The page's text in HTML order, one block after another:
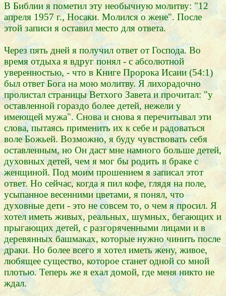
В Библии я пометил эту необычную молитву: "12
апреля 1957 г., Носаки. Молился о жене". После
этой записи я оставил место для ответа.
Через пять дней я получил ответ от Господа. Во
время отдыха я вдруг понял - с абсолютной
уверенностью, - что в Книге Пророка Исаии (54:1)
был ответ Бога на мою молитву. Я лихорадочно
пролистал страницы Ветхого Завета и прочитал: "у
оставленной гораздо более детей, нежели у
имеющей мужа". Снова и снова я перечитывал эти
слова, пытаясь применить их к себе и радоваться
воле Божьей. Возможно, я буду чувствовать себя
оставленным, но Он даст мне намного больше детей,
духовных детей, чем я мог бы родить в браке с
женщиной. Под моим прошением я записал этот
ответ. Но сейчас, когда я пил кофе, глядя на поле,
усыпанное весенними цветами, я понял, что
духовные дети - это не совсем то, о чем я просил. Я
хотел иметь живых, реальных, шумных, бегающих и
прыгающих детей, с разгоряченными лицами и в
деревянных башмаках, которые нужно чинить после
драки. Но более всего я хотел иметь жену, живое,
любящее существо, которое станет одной со мной
плотью. Теперь же я ехал домой, где меня никто не
ждал.